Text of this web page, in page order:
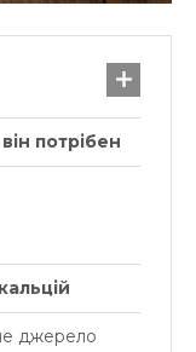
потрібен
джерело